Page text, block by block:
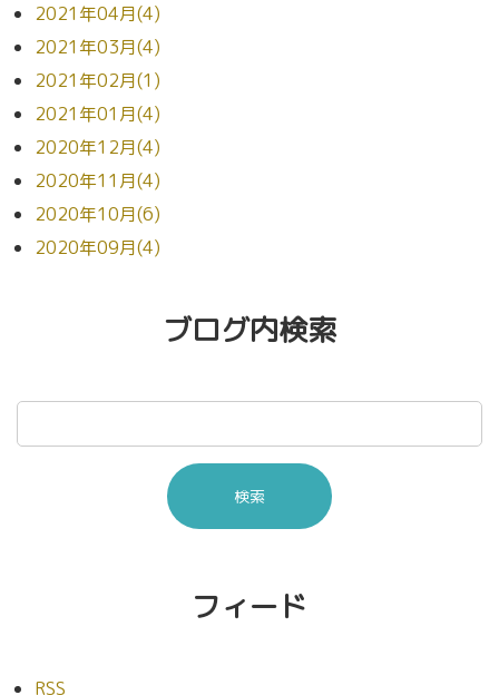
2021年04月(4)
2021年03月(4)
2021年02月(1)
2021年01月(4)
2020年12月(4)
2020年11月(4)
2020年10月(6)
2020年09月(4)
ブログ内検索
フィード
RSS